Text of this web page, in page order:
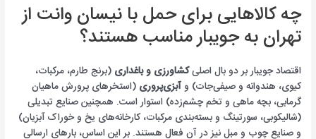
چه کالاهایی برای حمل با نیسان وانت از
تهران به جویبار مناسب هستند؟
اقتصاد جویبار بر دو بال اصلیکشاورزی و باغداری (برنج طارم، مرکبات،
کیوی، هندوانه و صیفی‌جات) وآبزی‌پروری (استخرهای پرورش ماهیان
گرمابی، بچه ماهی و تخم چشم‌زده) استوار است. همچنین صنایع تبدیلی
(شالیکوبی، سورتینگ و بسته‌بندی مرکبات، کارخانه‌های یخ و خوراک آبزیان)
و صنایع چوب و مبل نیز در آن فعال هستند. بر این اساس، بارهای ارسالی